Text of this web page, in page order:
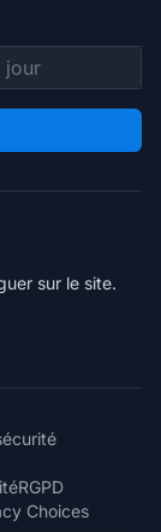
sur le site.
RGPD
Choices